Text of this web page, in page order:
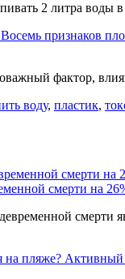
2 литра воды
Восемь признаков
фактор,
воду, пластик,
смерти на
смерти
на пляже? Активный